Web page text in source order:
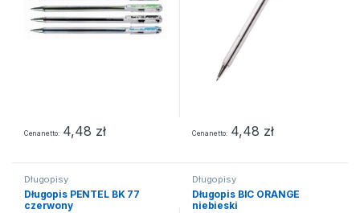
Cena netto 4,48 zł Cena netto 4,48 zł
Długopisy
Długopis PENTEL BK 77
czerwony
Długopisy
Długopis BIC ORANGE
niebieski